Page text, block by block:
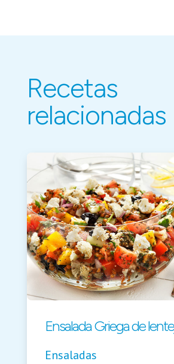
Recetas
relacionadas
Ensalada Griega de
Ensaladas